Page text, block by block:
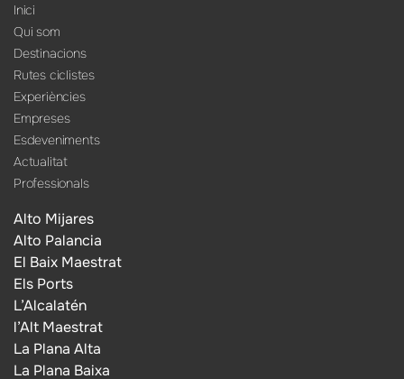
Inici
Qui som
Destinacions
Rutes ciclistes
Experiències
Empreses
Esdeveniments
Actualitat
Professionals
Alto Mijares
Alto Palancia
El Baix Maestrat
Els Ports
L’Alcalatén
l’Alt Maestrat
La Plana Alta
La Plana Baixa